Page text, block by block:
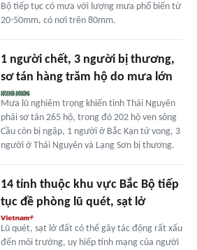
Bộ tiếp tục có mưa với lượng mưa phổ biến từ
20-50mm, có nơi trên 80mm.
1 người chết, 3 người bị thương,
sơ tán hàng trăm hộ do mưa lớn
Mưa lũ nghiêm trọng khiến tỉnh Thái Nguyên
phải sơ tán 265 hộ, trong đó 202 hộ ven sông
Cầu còn bị ngập, 1 người ở Bắc Kạn tử vong, 3
người ở Thái Nguyên và Lạng Sơn bị thương.
14 tỉnh thuộc khu vực Bắc Bộ tiếp
tục đề phòng lũ quét, sạt lở
Lũ quét, sạt lở đất có thể gây tác động rất xấu
đến môi trường, uy hiếp tính mạng của người